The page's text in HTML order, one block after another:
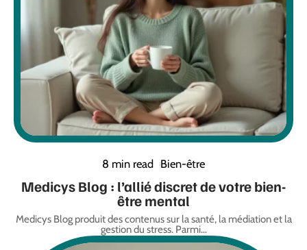
8 min read Bien-être
Medicys Blog : l’allié discret de votre bien-
être mental
Medicys Blog produit des contenus sur la santé, la médiation et la
gestion du stress. Parmi…